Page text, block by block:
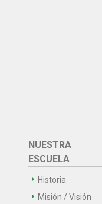
NUESTRA
ESCUELA
Historia
Misión / Visión